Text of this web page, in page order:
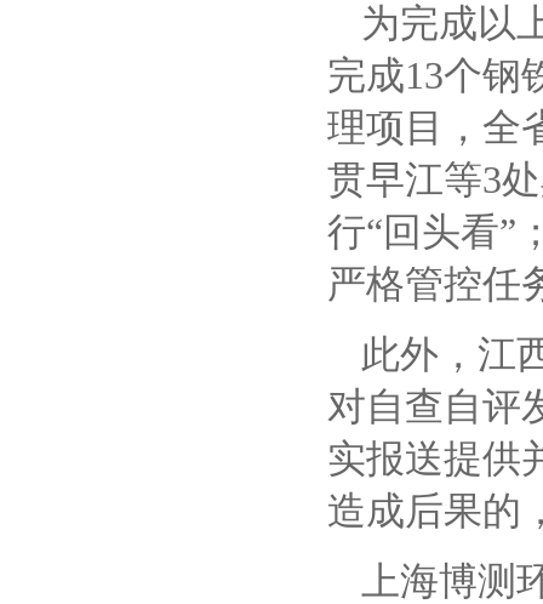
为完成以
完成13个钢
理项目，全
贯早江等3
行“回头看”
严格管控任
此外，江
对自查自评
实报送提供
造成后果的
上海博